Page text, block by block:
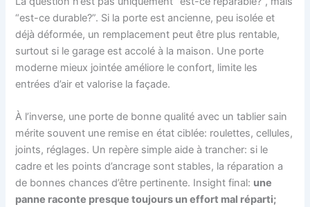
“est-ce durable?”. Si la porte est ancienne, peu isolée et
déjà déformée, un remplacement peut être plus rentable,
surtout si le garage est accolé à la maison. Une porte
moderne mieux jointée améliore le confort, limite les
entrées d’air et valorise la façade.
À l’inverse, une porte de bonne qualité avec un tablier sain
mérite souvent une remise en état ciblée: roulettes, cellules,
joints, réglages. Un repère simple aide à trancher: si le
cadre et les points d’ancrage sont stables, la réparation a
de bonnes chances d’être pertinente. Insight final: une
panne raconte presque toujours un effort mal réparti;